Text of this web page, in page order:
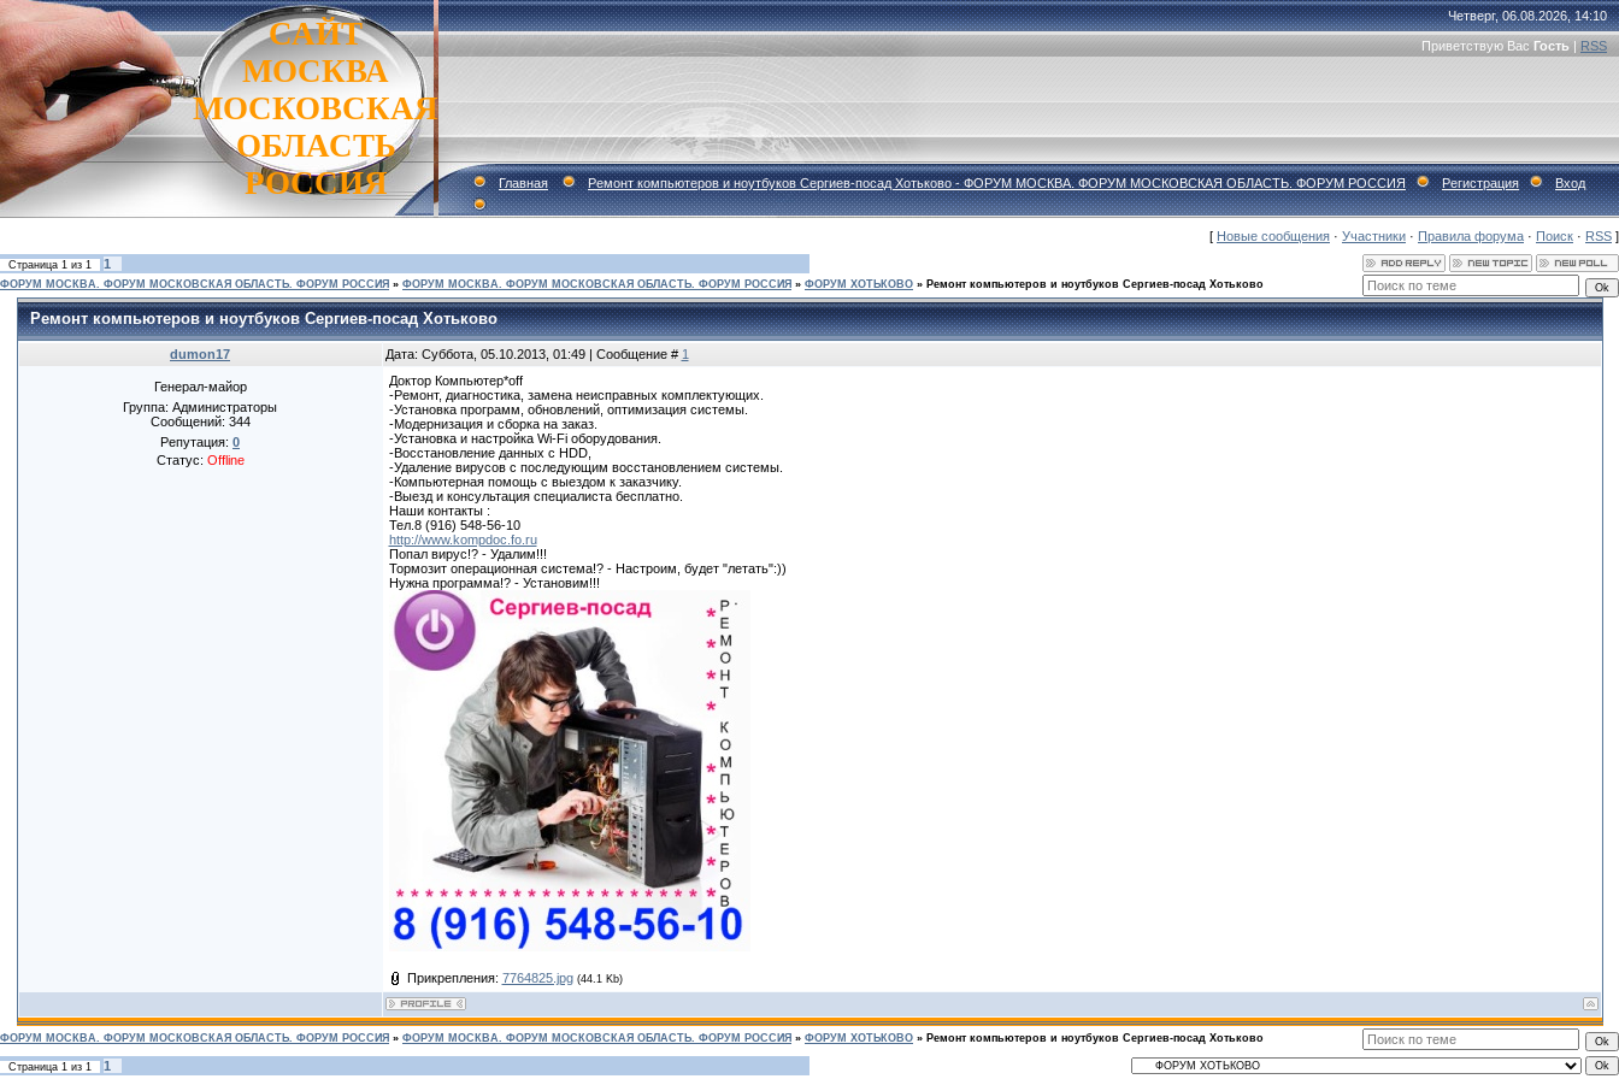
САЙТ
МОСКВА
МОСКОВСКАЯ
ОБЛАСТЬ
РОССИЯ
Четверг, 06.08.2026, 14:10
Приветствую Вас Гость | RSS
Главная Ремонт компьютеров и ноутбуков Сергиев-посад Хотьково - ФОРУМ МОСКВА. ФОРУМ МОСКОВСКАЯ ОБЛАСТЬ. ФОРУМ РОССИЯ Регистрация Вход
[ Новые сообщения · Участники · Правила форума · Поиск · RSS ]
Страница 1 из 1 1
ФОРУМ МОСКВА. ФОРУМ МОСКОВСКАЯ ОБЛАСТЬ. ФОРУМ РОССИЯ » ФОРУМ МОСКВА. ФОРУМ МОСКОВСКАЯ ОБЛАСТЬ. ФОРУМ РОССИЯ » ФОРУМ ХОТЬКОВО » Ремонт компьютеров и ноутбуков Сергиев-посад Хотьково
Ремонт компьютеров и ноутбуков Сергиев-посад Хотьково
dumon17 Дата: Суббота, 05.10.2013, 01:49 | Сообщение # 1
Генерал-майор
Группа: Администраторы
Сообщений: 344
Репутация: 0
Статус: Offline
Доктор Компьютер*off
-Ремонт, диагностика, замена неисправных комплектующих.
-Установка программ, обновлений, оптимизация системы.
-Модернизация и сборка на заказ.
-Установка и настройка Wi-Fi оборудования.
-Восстановление данных с HDD,
-Удаление вирусов с последующим восстановлением системы.
-Компьютерная помощь с выездом к заказчику.
-Выезд и консультация специалиста бесплатно.
Наши контакты :
Тел. 8 (916) 548-56-10
http://www.kompdoc.fo.ru
Попал вирус!? - Удалим!!!
Тормозит операционная система!? - Настроим, будет "летать":))
Нужна программа!? - Установим!!!
Прикрепления: 7764825.jpg (44.1 Kb)
ФОРУМ МОСКВА. ФОРУМ МОСКОВСКАЯ ОБЛАСТЬ. ФОРУМ РОССИЯ » ФОРУМ МОСКВА. ФОРУМ МОСКОВСКАЯ ОБЛАСТЬ. ФОРУМ РОССИЯ » ФОРУМ ХОТЬКОВО » Ремонт компьютеров и ноутбуков Сергиев-посад Хотьково
Страница 1 из 1 1